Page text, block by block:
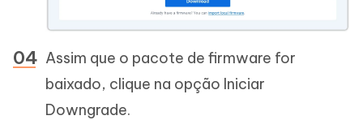
Assim que o pacote de firmware for
baixado, clique na opção Iniciar
Downgrade.